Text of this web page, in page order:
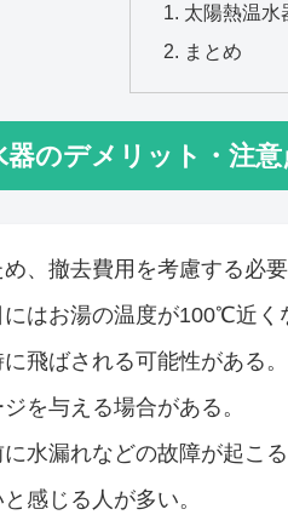
太陽熱温水
まとめ
器のデメリット・注意
、撤去費用を考慮する必
はお湯の温度が100℃近く
飛ばされる可能性がある。
を与える場合がある。
水漏れなどの故障が起こる
感じる人が多い。